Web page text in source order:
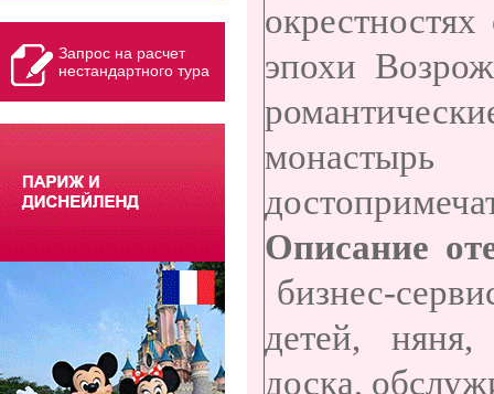
Запрос на расчет
нестандартного тура
эпохи
Описание
бизнес-
детей, няня,
доска,